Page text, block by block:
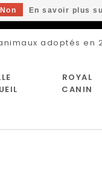
adoptés en
ROYAL
CANIN
Non En savoir plus